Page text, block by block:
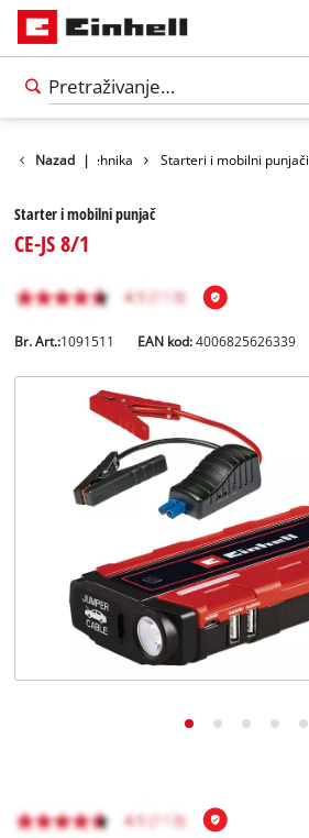
Hrvatski
Hrvatski
Nazad |
Auto tehnika Starteri i mobilni punjači
Starter i mobilni punjač
CE-JS 8/1
Br. Art.:1091511 EAN kod:4006825626339